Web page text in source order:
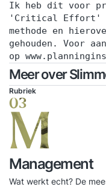
Ik heb dit voor
'Critical Effort'
methode en
gehouden. Voor
op
Meer over
Rubriek
03
M
Management
Wat werkt echt? De